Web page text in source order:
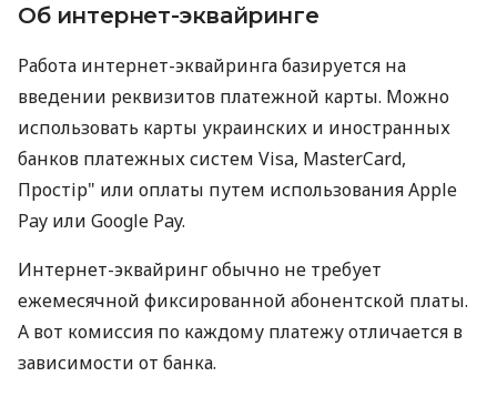
Об интернет-эквайринге
Работа интернет-эквайринга базируется на
введении реквизитов платежной карты. Можно
использовать карты украинских и иностранных
банков платежных систем Visa, MasterCard,
Простір" или оплаты путем использования Apple
Pay или Google Pay.
Интернет-эквайринг обычно не требует
ежемесячной фиксированной абонентской платы.
А вот комиссия по каждому платежу отличается в
зависимости от банка.